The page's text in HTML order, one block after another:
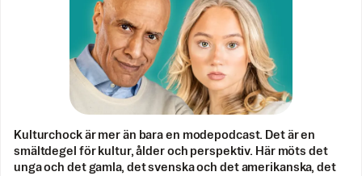
Kulturchock är mer än bara en modepodcast. Det är en
smältdegel för kultur, ålder och perspektiv. Här möts det
unga och det gamla, det svenska och det amerikanska, det